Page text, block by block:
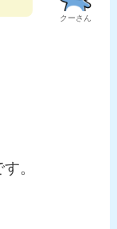
クーさん
。